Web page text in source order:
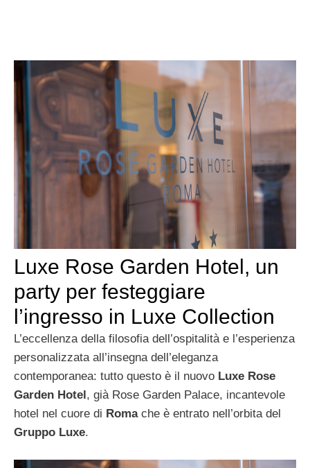
Luxe Rose Garden Hotel, un
party per festeggiare
l’ingresso in Luxe Collection
L’eccellenza della filosofia dell’ospitalità e l’esperienza
personalizzata all’insegna dell’eleganza
contemporanea: tutto questo è il nuovo Luxe Rose
Garden Hotel , già Rose Garden Palace, incantevole
hotel nel cuore di Romache è entrato nell’orbita del
Gruppo Luxe.